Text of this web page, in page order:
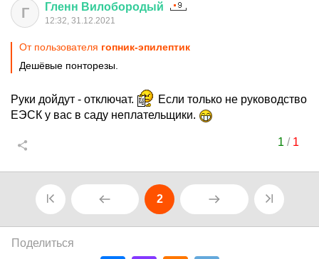
Г Гленн Вилобородый
12:32, 31.12.2021
От пользователя гопник-эпилептик
Дешёвые понторезы.
Руки дойдут - отключат.
Если только не руководство
ЕЭСК у вас в саду неплательщики.
1 / 1
2
Поделиться